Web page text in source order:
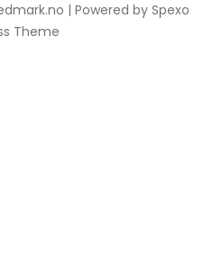
| Powered bySpexo
Theme